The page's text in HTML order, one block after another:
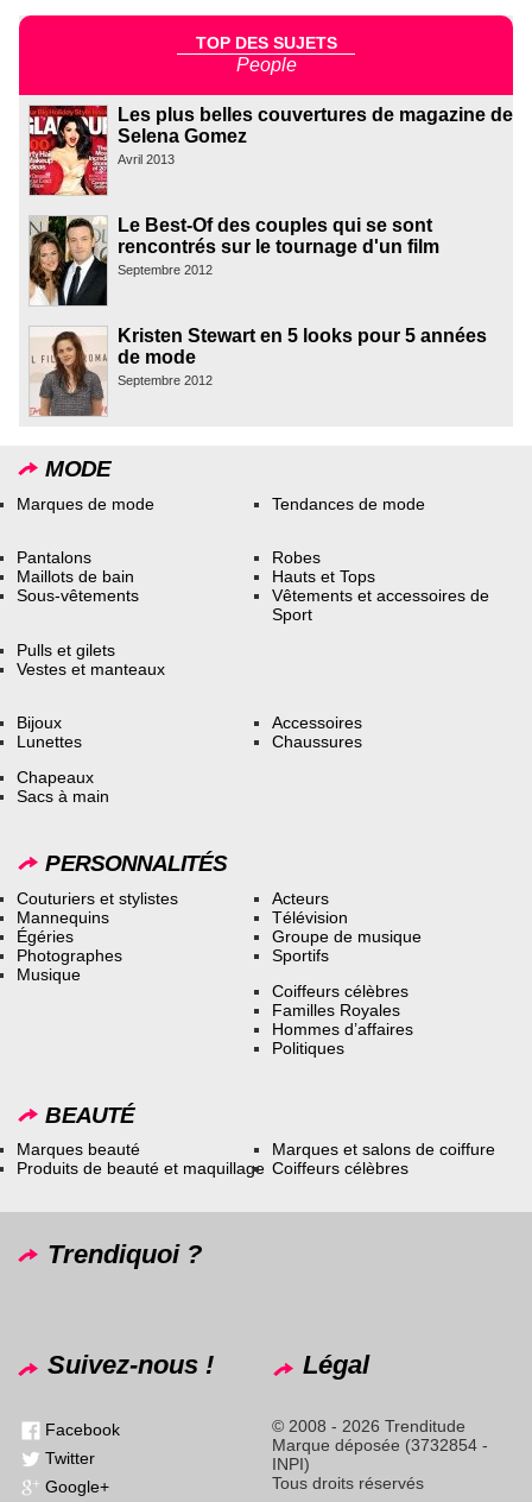
TOP DES SUJETS
People
Les plus belles couvertures de magazine de
Selena Gomez
Avril 2013
Le Best-Of des couples qui se sont
rencontrés sur le tournage d'un film
Septembre 2012
Kristen Stewart en 5 looks pour 5 années
de mode
Septembre 2012
MODE
Marques de mode Tendances de mode
Pantalons
Maillots de bain
Sous-vêtements
Robes
Hauts et Tops
Vêtements et accessoires de
Sport
Pulls et gilets
Vestes et manteaux
Bijoux
Lunettes
Accessoires
Chaussures
Chapeaux
Sacs à main
PERSONNALITÉS
Couturiers et stylistes
Mannequins
Égéries
Photographes
Musique
Acteurs
Télévision
Groupe de musique
Sportifs
Coiffeurs célèbres
Familles Royales
Hommes d’affaires
Politiques
BEAUTÉ
Marques beauté
Produits de beauté et maquillage
Marques et salons de coiffure
Coiffeurs célèbres
Trendiquoi ?
Suivez-nous !
Facebook
Twitter
Google+
Légal
© 2008 - 2026 Trenditude
Marque déposée (3732854 -
INPI)
Tous droits réservés